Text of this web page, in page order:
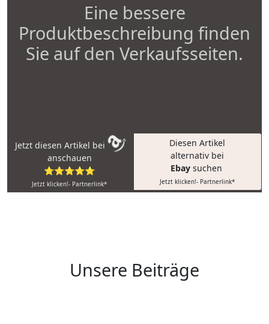
Eine bessere
Produktbeschreibung finden
Sie auf den Verkaufsseiten.
Jetzt diesen Artikel bei
anschauen
⭐⭐⭐⭐⭐
Jetzt klicken!- Partnerlink*
Diesen Artikel
alternativ bei
Ebay suchen
Jetzt klicken!- Partnerlink*
Unsere Beiträge